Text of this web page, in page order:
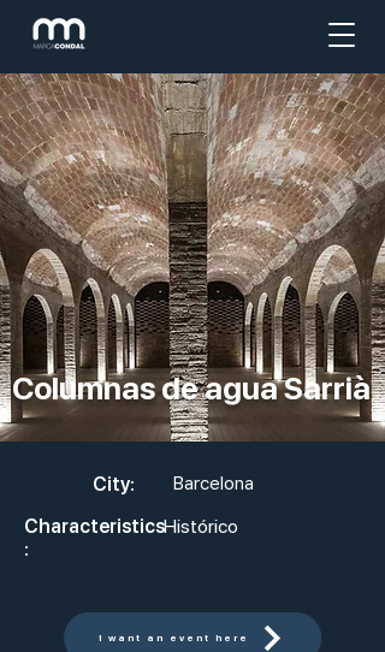
Columnas de agua Sarrià
City: Barcelona
Histórico
Characteristics
:
I want an event here